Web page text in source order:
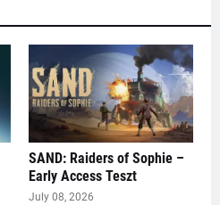
SAND: Raiders of Sophie –
Early Access Teszt
July 08, 2026